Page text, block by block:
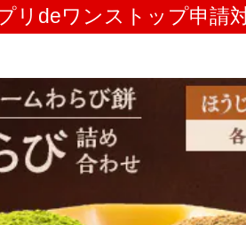
リdeワンストップ申請